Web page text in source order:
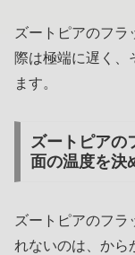
ズートピアのフラ
際は極端に遅く、
ます。
ズートピアの
面の温度を決
ズートピアのフラ
れないのは、から